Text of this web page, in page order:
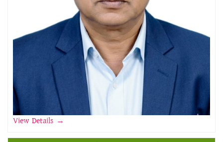
View Details →